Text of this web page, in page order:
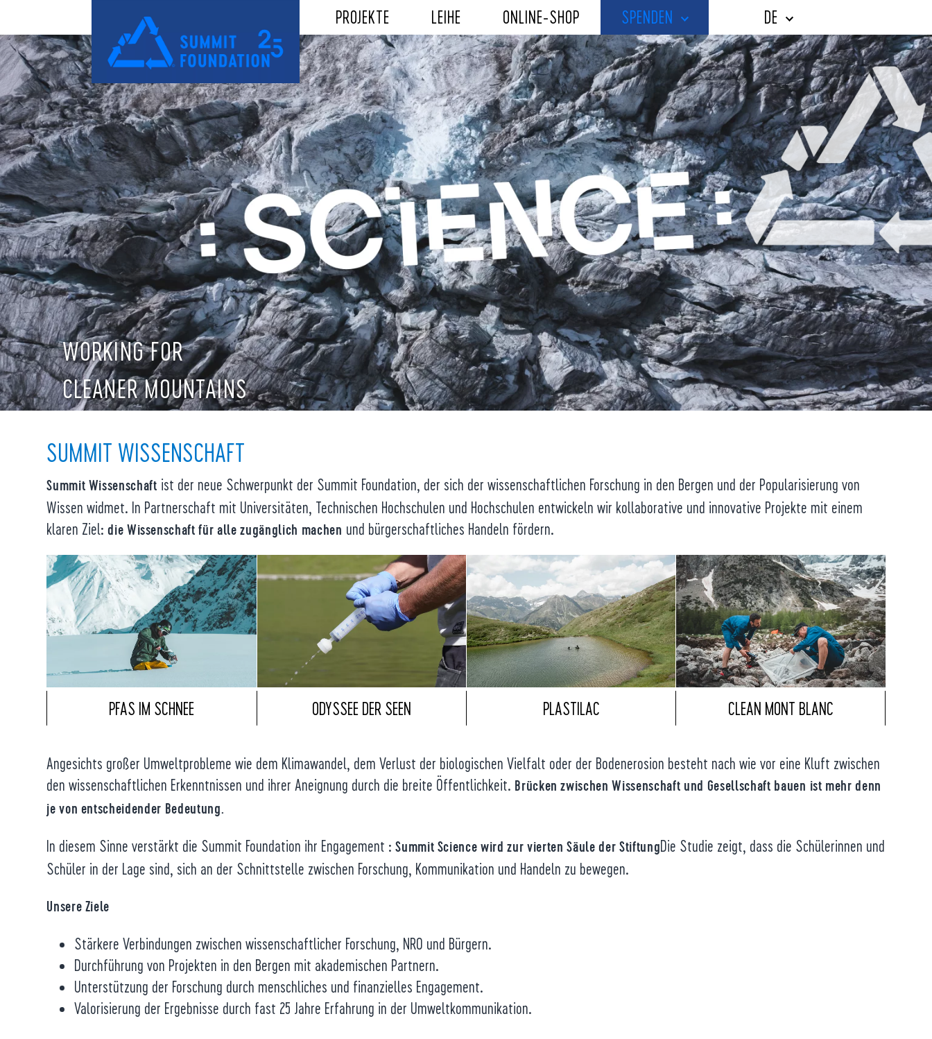
PROJEKTE LEIHE ONLINE-SHOP SPENDEN DE
WORKING FOR
CLEANER MOUNTAINS
SUMMIT WISSENSCHAFT
Summit Wissenschaft ist der neue Schwerpunkt der Summit Foundation, der sich der wissenschaftlichen Forschung in den Bergen und der Popularisierung von
Wissen widmet. In Partnerschaft mit Universitäten, Technischen Hochschulen und Hochschulen entwickeln wir kollaborative und innovative Projekte mit einem
klaren Ziel:die Wissenschaft für alle zugänglich machen und bürgerschaftliches Handeln fördern.
PFAS IM SCHNEE ODYSSEE DER SEEN PLASTILAC CLEAN MONT BLANC
Angesichts großer Umweltprobleme wie dem Klimawandel, dem Verlust der biologischen Vielfalt oder der Bodenerosion besteht nach wie vor eine Kluft zwischen
den wissenschaftlichen Erkenntnissen und ihrer Aneignung durch die breite Öffentlichkeit. Brücken zwischen Wissenschaft und Gesellschaft bauen ist mehr denn
je von entscheidender Bedeutung.
In diesem Sinne verstärkt die Summit Foundation ihr Engagement :Summit Science wird zur vierten Säule der StiftungDie Studie zeigt, dass die Schülerinnen und
Schüler in der Lage sind, sich an der Schnittstelle zwischen Forschung, Kommunikation und Handeln zu bewegen.
Unsere Ziele
Stärkere Verbindungen zwischen wissenschaftlicher Forschung, NRO und Bürgern.
Durchführung von Projekten in den Bergen mit akademischen Partnern.
Unterstützung der Forschung durch menschliches und finanzielles Engagement.
Valorisierung der Ergebnisse durch fast 25 Jahre Erfahrung in der Umweltkommunikation.